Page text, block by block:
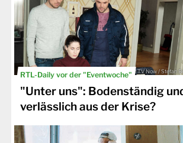
RTL-Daily vor der "Eventwoche" © TV Now / Stefan
"Unter uns": Bodenständig
verlässlich aus der Krise?